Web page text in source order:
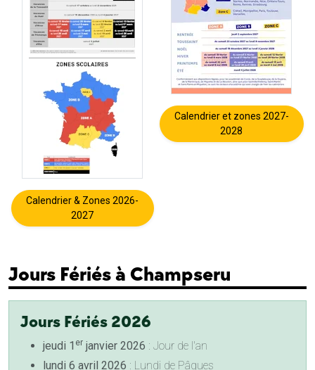
Calendrier & Zones 2026-
2027
Calendrier et zones 2027-
2028
Jours Fériés à Champseru
Jours Fériés 2026
jeudi 1 er janvier 2026 : Jour de l'an
lundi 6 avril 2026 : Lundi de Pâques